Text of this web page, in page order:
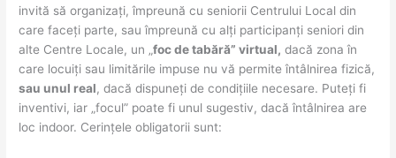
invită să organizați, împreună cu seniorii Centrului Local din
care faceți parte, sau împreună cu alți participanți seniori din
alte Centre Locale, un „foc de tabără” virtual, dacă zona în
care locuiți sau limitările impuse nu vă permite întâlnirea fizică,
sau unul real, dacă dispuneți de condițiile necesare. Puteți fi
inventivi, iar „focul” poate fi unul sugestiv, dacă întâlnirea are
loc indoor. Cerințele obligatorii sunt: